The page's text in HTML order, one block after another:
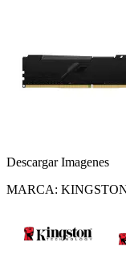
Descargar Imagenes
MARCA: